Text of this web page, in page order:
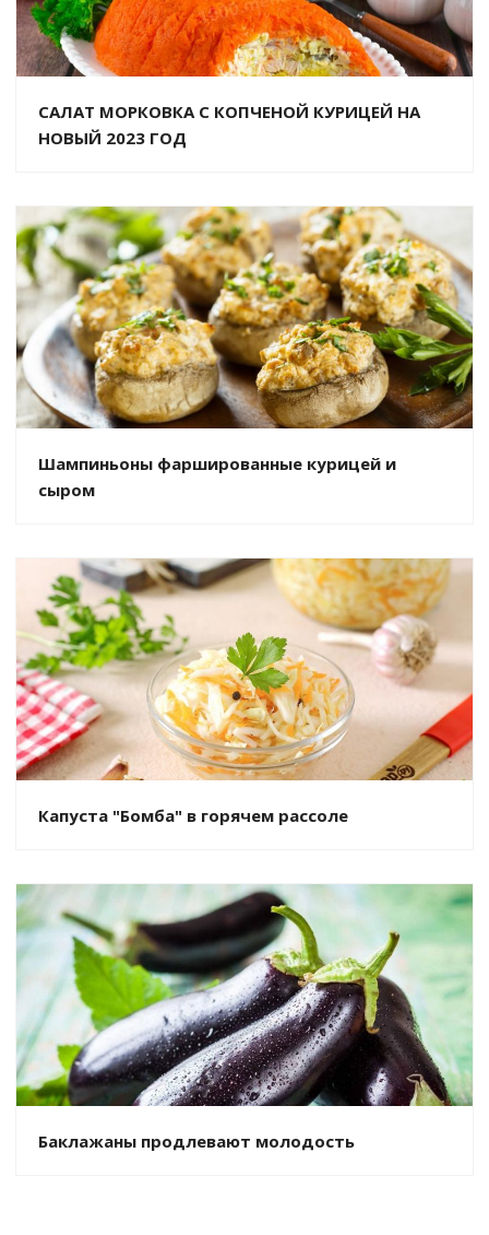
САЛАТ МОРКОВКА С КОПЧЕНОЙ КУРИЦЕЙ НА
НОВЫЙ 2023 ГОД
Шампиньоны фаршированные курицей и
сыром
Капуста "Бомба" в горячем рассоле
Баклажаны продлевают молодость